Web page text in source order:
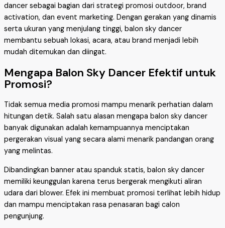
dancer sebagai bagian dari strategi promosi outdoor, brand
activation, dan event marketing. Dengan gerakan yang dinamis
serta ukuran yang menjulang tinggi, balon sky dancer
membantu sebuah lokasi, acara, atau brand menjadi lebih
mudah ditemukan dan diingat.
Mengapa Balon Sky Dancer Efektif untuk
Promosi?
Tidak semua media promosi mampu menarik perhatian dalam
hitungan detik. Salah satu alasan mengapa balon sky dancer
banyak digunakan adalah kemampuannya menciptakan
pergerakan visual yang secara alami menarik pandangan orang
yang melintas.
Dibandingkan banner atau spanduk statis, balon sky dancer
memiliki keunggulan karena terus bergerak mengikuti aliran
udara dari blower. Efek ini membuat promosi terlihat lebih hidup
dan mampu menciptakan rasa penasaran bagi calon
pengunjung.